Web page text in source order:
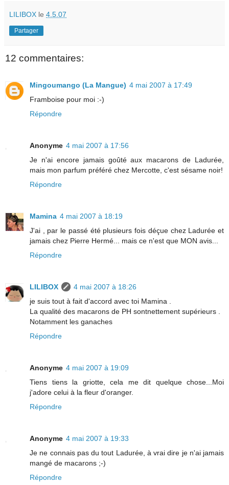
LILIBOX le 4.5.07
Partager
12 commentaires:
Mingoumango (La Mangue) 4 mai 2007 à 17:49
Framboise pour moi :-)
Répondre
Anonyme 4 mai 2007 à 17:56
Je n'ai encore jamais goûté aux macarons de Ladurée,
mais mon parfum préféré chez Mercotte, c'est sésame noir!
Répondre
Mamina 4 mai 2007 à 18:19
J'ai , par le passé été plusieurs fois déçue chez Ladurée et
jamais chez Pierre Hermé... mais ce n'est que MON avis...
Répondre
LILIBOX
4 mai 2007 à 18:26
je suis tout à fait d'accord avec toi Mamina .
La qualité des macarons de PH sontnettement supérieurs .
Notamment les ganaches
Répondre
Anonyme 4 mai 2007 à 19:09
Tiens tiens la griotte, cela me dit quelque chose...Moi
j'adore celui à la fleur d'oranger.
Répondre
Anonyme 4 mai 2007 à 19:33
Je ne connais pas du tout Ladurée, à vrai dire je n'ai jamais
mangé de macarons ;-)
Répondre